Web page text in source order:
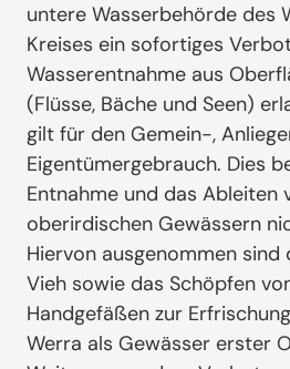
untere Wasserbehörde des
Kreises ein sofortiges
Wasserentnahme aus
(Flüsse, Bäche und Seen)
gilt für den Gemein-,
Eigentümergebrauch. Dies
Entnahme und das Ableiten
oberirdischen Gewässern
Hiervon ausgenommen sind
Vieh sowie das Schöpfen
Handgefäßen zur
Werra als Gewässer erster